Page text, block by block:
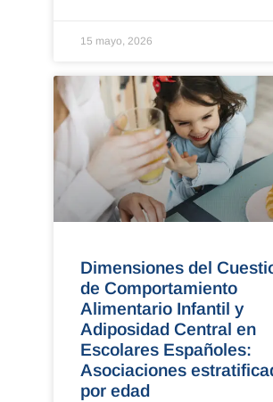
15 mayo, 2026
Dimensiones del
de Comportamiento
Alimentario Infantil y
Adiposidad Central en
Escolares Españoles:
Asociaciones
por edad